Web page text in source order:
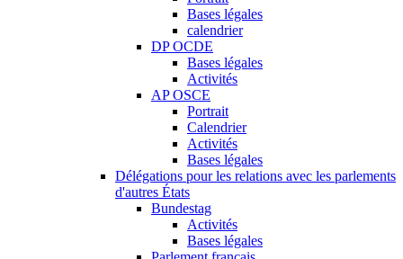
Bases légales
calendrier
DP OCDE
Bases légales
Activités
AP OSCE
Portrait
Calendrier
Activités
Bases légales
Délégations pour les relations avec les parlements
d'autres États
Bundestag
Activités
Bases légales